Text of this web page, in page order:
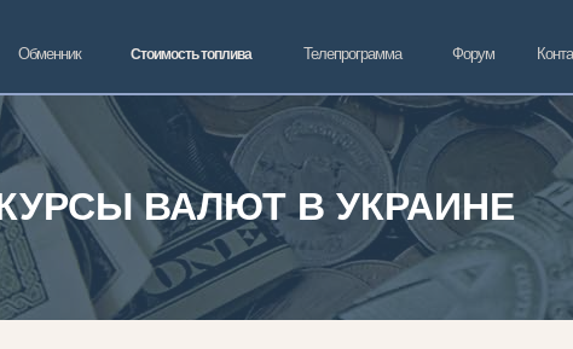
Обменник Стоимость топлива Телепрограмма Форум
ВАЛЮТ В УКРАИНЕ